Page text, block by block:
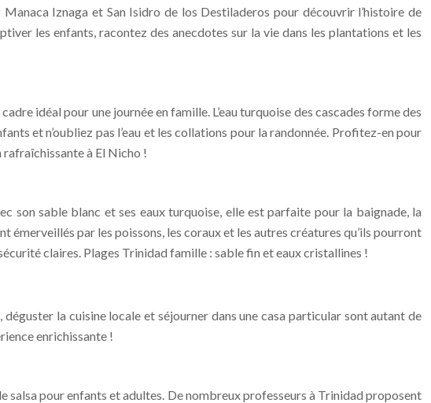
Iznaga et San Isidro de los Destiladeros pour découvrir l’histoire de
les enfants, racontez des anecdotes sur la vie dans les plantations et les
idéal pour une journée en famille. L’eau turquoise des cascades forme des
et n’oubliez pas l’eau et les collations pour la randonnée. Profitez-en pour
à El Nicho !
son sable blanc et ses eaux turquoise, elle est parfaite pour la baignade, la
par les poissons, les coraux et les autres créatures qu’ils pourront
claires. Plages Trinidad famille : sable fin et eaux cristallines !
la cuisine locale et séjourner dans une casa particular sont autant de
enrichissante !
salsa pour enfants et adultes. De nombreux professeurs à Trinidad proposent